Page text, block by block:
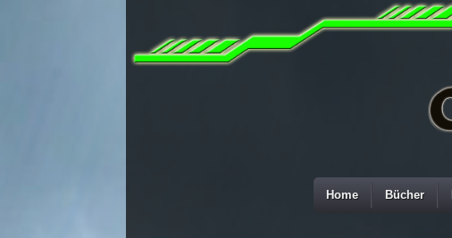
Home Bücher